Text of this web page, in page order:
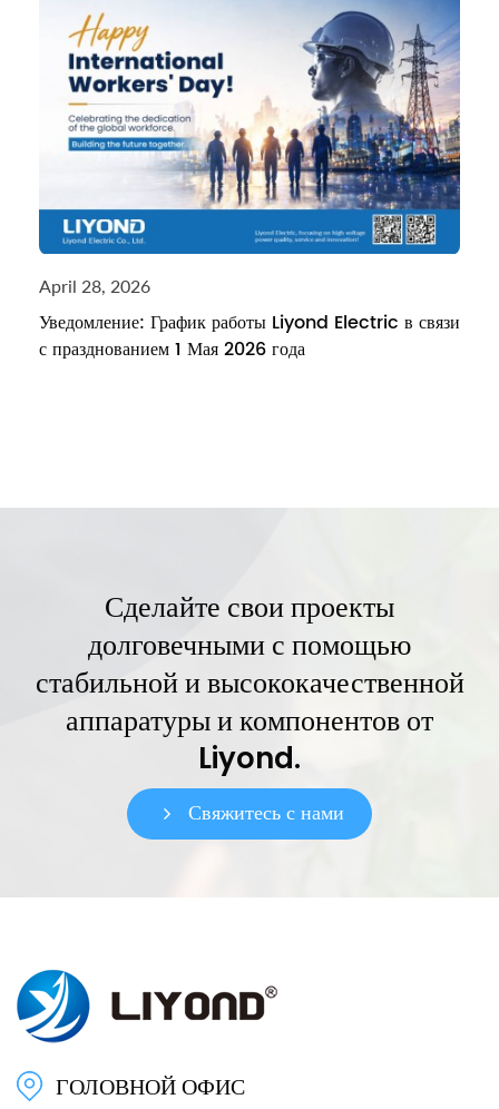
April 28, 2026
Уведомление: График работы Liyond Electric в связи
с празднованием 1 Мая 2026 года
Сделайте свои проекты
долговечными с помощью
стабильной и высококачественной
аппаратуры и компонентов от
Liyond.
Свяжитесь с нами
ГОЛОВНОЙ ОФИС